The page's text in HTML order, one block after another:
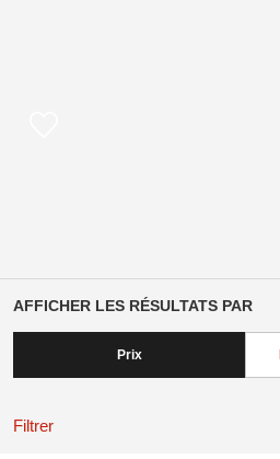
AFFICHER LES RÉSULTATS PAR
Prix
Filtrer